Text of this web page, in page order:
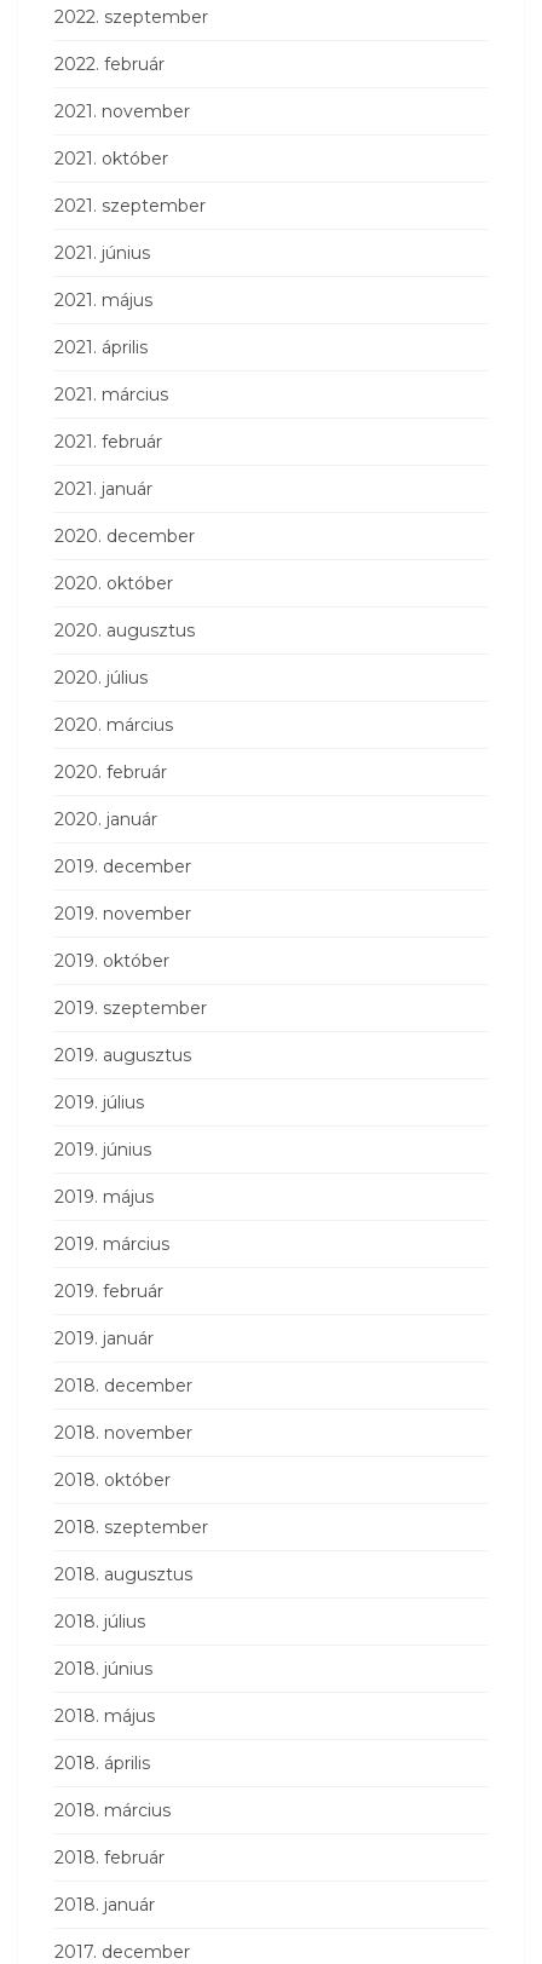
2022. szeptember
2022. február
2021. november
2021. október
2021. szeptember
2021. június
2021. május
2021. április
2021. március
2021. február
2021. január
2020. december
2020. október
2020. augusztus
2020. július
2020. március
2020. február
2020. január
2019. december
2019. november
2019. október
2019. szeptember
2019. augusztus
2019. július
2019. június
2019. május
2019. március
2019. február
2019. január
2018. december
2018. november
2018. október
2018. szeptember
2018. augusztus
2018. július
2018. június
2018. május
2018. április
2018. március
2018. február
2018. január
2017. december